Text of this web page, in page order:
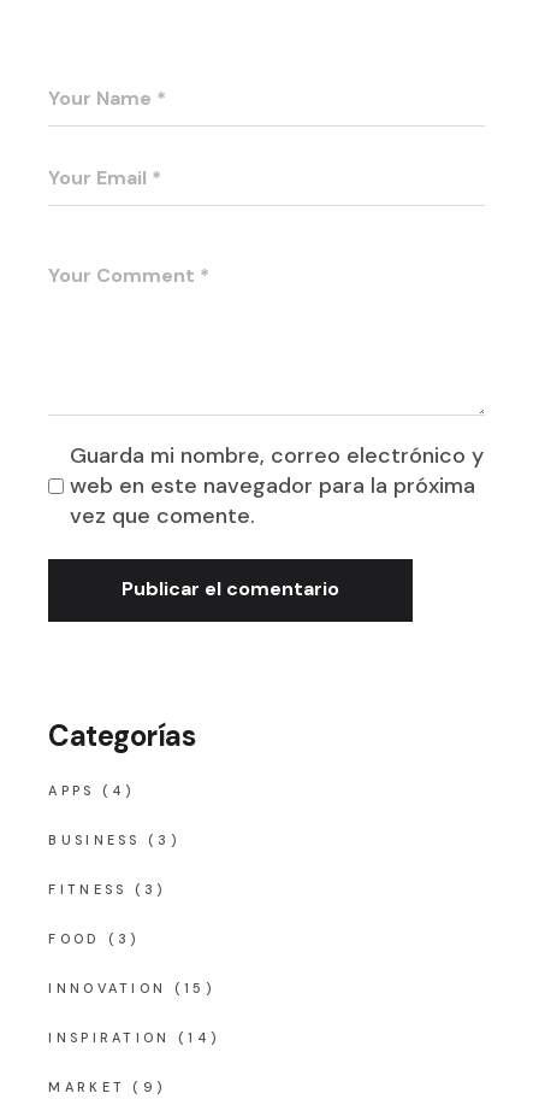
Guarda mi nombre, correo electrónico y
web en este navegador para la próxima
vez que comente.
Publicar el comentario
Categorías
APPS (4)
BUSINESS (3)
FITNESS (3)
FOOD (3)
INNOVATION (15)
INSPIRATION (14)
MARKET (9)